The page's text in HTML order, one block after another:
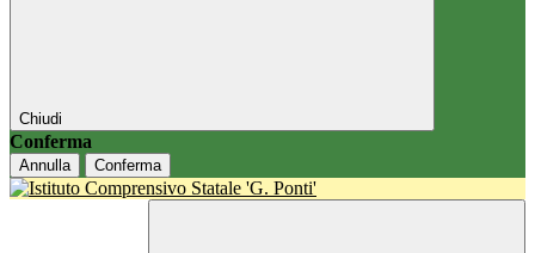
Chiudi
Conferma
Annulla Conferma